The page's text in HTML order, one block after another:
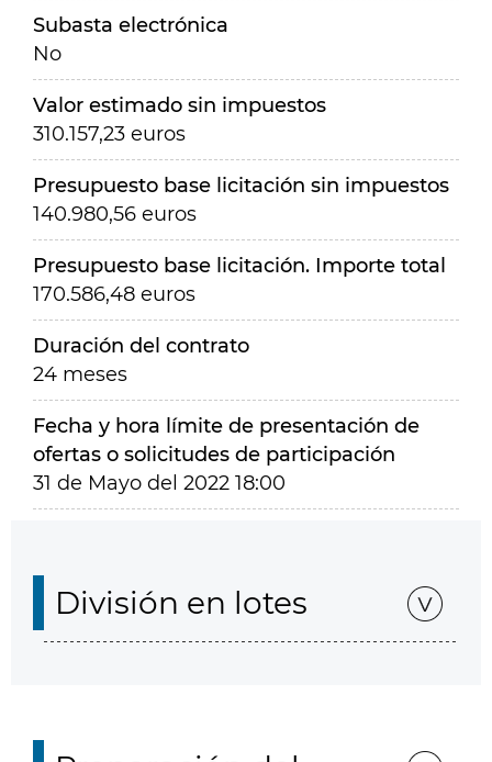
Subasta electrónica
No
Valor estimado sin impuestos
310.157,23 euros
Presupuesto base licitación sin impuestos
140.980,56 euros
Presupuesto base licitación. Importe total
170.586,48 euros
Duración del contrato
24 meses
Fecha y hora límite de presentación de
ofertas o solicitudes de participación
31 de Mayo del 2022 18:00
División en lotes